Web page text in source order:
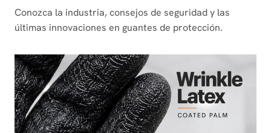
Conozca la industria, consejos de seguridad y las
últimas innovaciones en guantes de protección.